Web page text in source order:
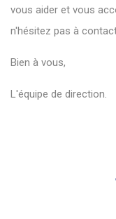
vous aider et vous
n'hésitez pas à
Bien à vous,
L'équipe de direction.